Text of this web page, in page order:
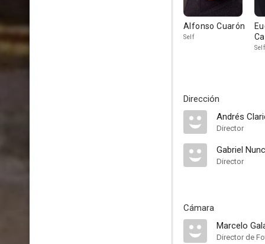
Alfonso Cuarón
Self
Self
Dirección
Andrés
Director
Gabriel
Director
Cámara
Marcelo
Director de